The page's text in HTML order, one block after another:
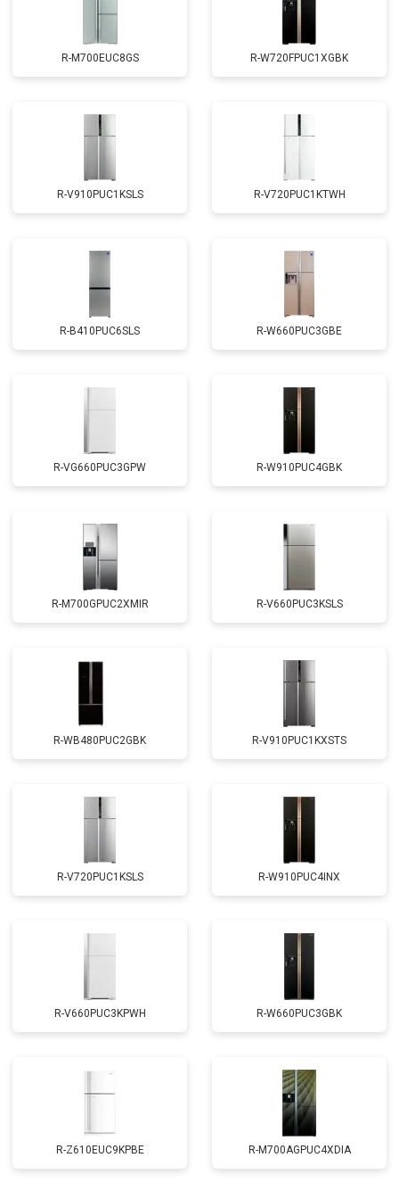
R-M700EUC8GS R-W720FPUC1XGBK
R-V910PUC1KSLS R-V720PUC1KTWH
R-B410PUC6SLS R-W660PUC3GBE
R-VG660PUC3GPW R-W910PUC4GBK
R-M700GPUC2XMIR R-V660PUC3KSLS
R-WB480PUC2GBK R-V910PUC1KXSTS
R-V720PUC1KSLS R-W910PUC4INX
R-V660PUC3KPWH R-W660PUC3GBK
R-Z610EUC9KPBE R-M700AGPUC4XDIA